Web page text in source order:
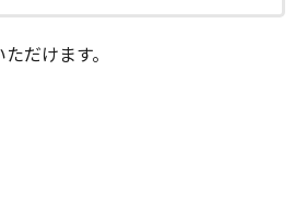
だけます。